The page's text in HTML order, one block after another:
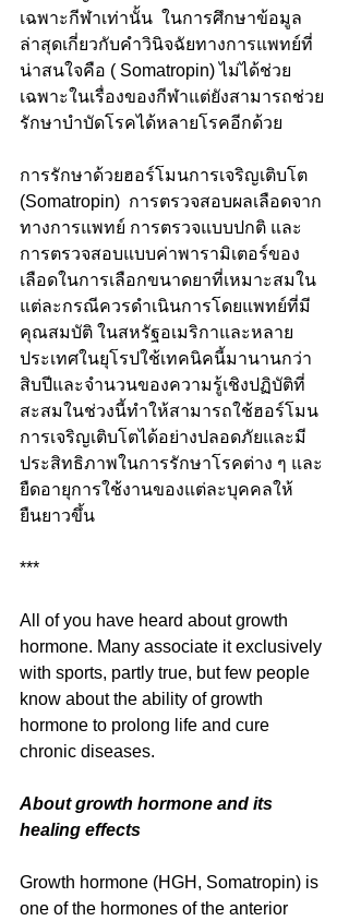
เฉพาะกีฬาเท่านั้น  ในการศึกษาข้อมูล
ล่าสุดเกี่ยวกับคําวินิจฉัยทางการแพทย์ที่
น่าสนใจคือ ( Somatropin) ไม่ได้ช่วย
เฉพาะในเรื่องของกีฬาแต่ยังสามารถช่วย
รักษาบําบัดโรคได้หลายโรคอีกด้วย
การรักษาด้วยฮอร์โมนการเจริญเติบโต
(Somatropin)  การตรวจสอบผลเลือดจาก
ทางการแพทย์ การตรวจแบบปกติ และ
การตรวจสอบแบบค่าพารามิเตอร์ของ
เลือดในการเลือกขนาดยาที่เหมาะสมใน
แต่ละกรณีควรดำเนินการโดยแพทย์ที่มี
คุณสมบัติ ในสหรัฐอเมริกาและหลาย
ประเทศในยุโรปใช้เทคนิคนี้มานานกว่า
สิบปีและจำนวนของความรู้เชิงปฏิบัติที่
สะสมในช่วงนี้ทำให้สามารถใช้ฮอร์โมน
การเจริญเติบโตได้อย่างปลอดภัยและมี
ประสิทธิภาพในการรักษาโรคต่าง ๆ และ
ยืดอายุการใช้งานของแต่ละบุคคลให้
ยืนยาวขึ้น
***
All of you have heard about growth
hormone. Many associate it exclusively
with sports, partly true, but few people
know about the ability of growth
hormone to prolong life and cure
chronic diseases.
About growth hormone and its
healing effects
Growth hormone (HGH, Somatropin) is
one of the hormones of the anterior